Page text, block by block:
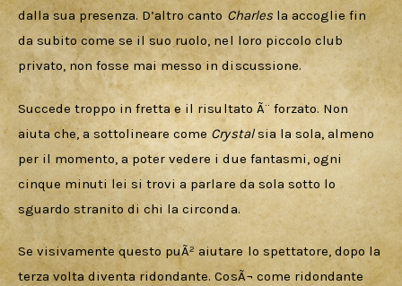
dalla sua presenza. D’altro canto Charles la accoglie fin
da subito come se il suo ruolo, nel loro piccolo club
privato, non fosse mai messo in discussione.
Succede troppo in fretta e il risultato Ã¨ forzato. Non
aiuta che, a sottolineare come Crystal sia la sola, almeno
per il momento, a poter vedere i due fantasmi, ogni
cinque minuti lei si trovi a parlare da sola sotto lo
sguardo stranito di chi la circonda.
Se visivamente questo puÃ² aiutare lo spettatore, dopo la
terza volta diventa ridondante. CosÃ¬ come ridondante